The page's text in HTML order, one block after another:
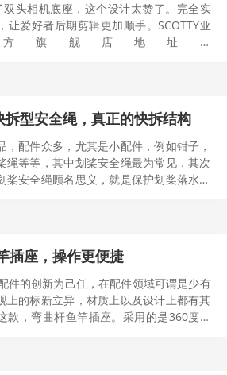
双头相机底座，这个设计太赞了。完全实
让爱好者后期剪辑更加顺手。SCOTTY亚
旗舰店地址是
拆型安全绳，真正的快拆结构
，配件众多，尤其是小配件，例如钳子，
绳等等，其中划桨安全绳最为常见，其次
桨安全绳顾名思义，就是保护划桨落水后
插座，操作更便捷
件的创新为己任，在配件领域可谓是少有
上的标新立异，材质上以及设计上都有其
款，弯曲杆鱼竿插座。采用的是360度圆